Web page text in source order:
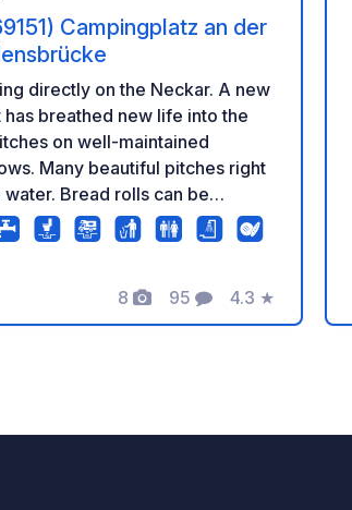
Campingplatz an der
directly on the Neckar. A new
has breathed new life into the
Many beautiful pitches right
water. Bread rolls can be
reception. The site also
workstations with reliable
8
Fotos
95
Comentarios
4.3
Calificación
★